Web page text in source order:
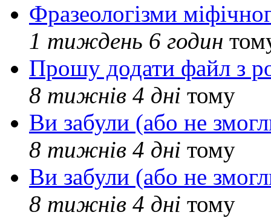
Фразеологізми
1 тиждень 6 годин
Прошу додати файл з
8 тижнів 4 дні тому
Ви забули (або не
8 тижнів 4 дні тому
Ви забули (або не
8 тижнів 4 дні тому